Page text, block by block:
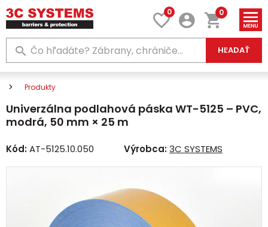
0
HĽADAŤ
0
Produkty
Univerzálna podlahová páska WT-5125 – PVC,
modrá, 50 mm × 25 m
Kód:AT-5125.10.050 Výrobca:3C SYSTEMS